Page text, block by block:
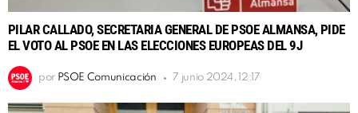
PILAR CALLADO, SECRETARIA GENERAL DE PSOE ALMANSA, PIDE
EL VOTO AL PSOE EN LAS ELECCIONES EUROPEAS DEL 9J
por PSOE Comunicación 7 junio 2024, 12:17